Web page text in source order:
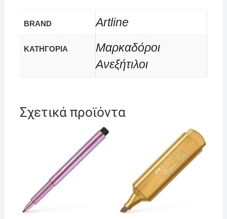
BRAND Artline
ΚΑΤΗΓΟΡΙΑ
Μαρκαδόροι
Ανεξήτιλοι
Σχετικά προϊόντα